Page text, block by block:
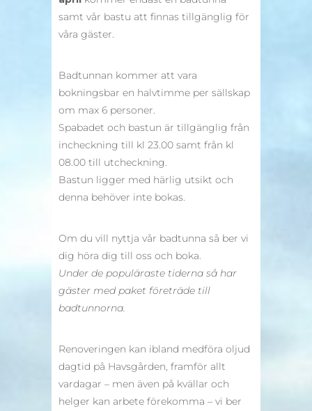
samt vår bastu att finnas tillgänglig för
våra gäster.
Badtunnan kommer att vara
bokningsbar en halvtimme per sällskap
om max 6 personer.
Spabadet och bastun är tillgänglig från
incheckning till kl 23.00 samt från kl
08.00 till utcheckning.
Bastun ligger med härlig utsikt och
denna behöver inte bokas.
Om du vill nyttja vår badtunna så ber vi
dig höra dig till oss och boka.
Under de populäraste tiderna så har
gäster med paket företräde till
badtunnorna.
Renoveringen kan ibland medföra oljud
dagtid på Havsgården, framför allt
vardagar – men även på kvällar och
helger kan arbete förekomma – vi ber